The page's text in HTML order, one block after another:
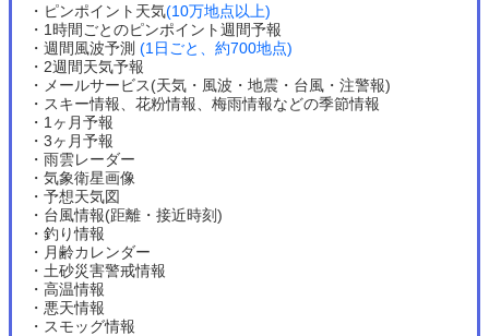
・ピンポイント天気(10万地点以上)
・1時間ごとのピンポイント週間予報
・週間風波予測 (1日ごと、約700地点)
・2週間天気予報
・メールサービス(天気・風波・地震・台風・注警報)
・スキー情報、花粉情報、梅雨情報などの季節情報
・1ヶ月予報
・3ヶ月予報
・雨雲レーダー
・気象衛星画像
・予想天気図
・台風情報(距離・接近時刻)
・釣り情報
・月齢カレンダー
・土砂災害警戒情報
・高温情報
・悪天情報
・スモッグ情報